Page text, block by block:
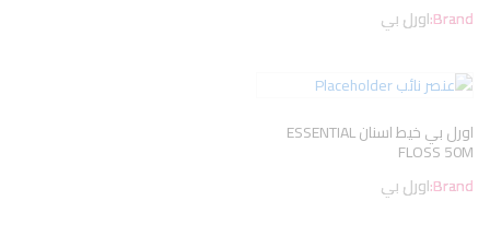
Brand:اورل بي
اورل بي خيط اسنان ESSENTIAL
FLOSS 50M
Brand:اورل بي